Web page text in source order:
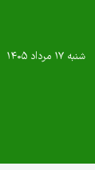
شنبه ۱۷ مرداد ۱۴۰۵